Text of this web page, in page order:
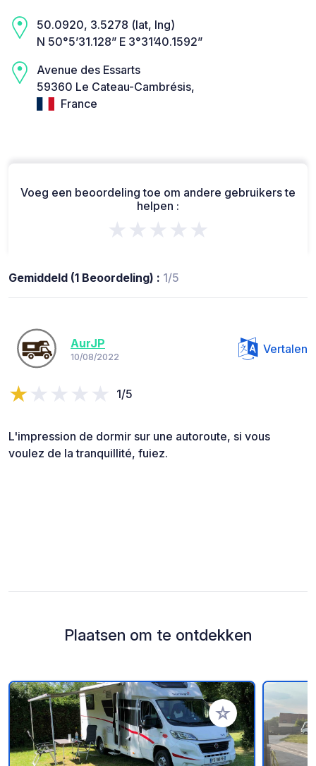
50.0920, 3.5278 (lat, lng)
N 50°5’31.128” E 3°31’40.1592”
Avenue des Essarts
59360 Le Cateau-Cambrésis,
France
Voeg een beoordeling toe om andere gebruikers te
helpen :
★★★★★
Gemiddeld (1 Beoordeling) : 1/5
AurJP
10/08/2022
Vertalen
1/5
L'impression de dormir sur une autoroute, si vous
voulez de la tranquillité, fuiez.
Plaatsen om te ontdekken
Voeg toe aan je